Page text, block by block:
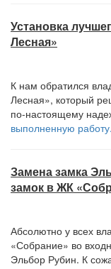
Установка
Лесная»
К нам обратился
Лесная», который
по-настоящему
выполненную работу.
Замена замка
замок в ЖК
Абсолютно у всех
«Собрание» во
Эльбор Рубин. К